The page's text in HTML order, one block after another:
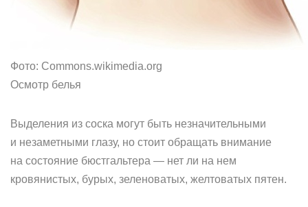
Фото: Commons.wikimedia.org
Осмотр белья
Выделения из соска могут быть незначительными
и незаметными глазу, но стоит обращать внимание
на состояние бюстгальтера — нет ли на нем
кровянистых, бурых, зеленоватых, желтоватых пятен.